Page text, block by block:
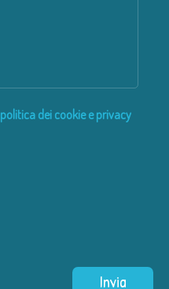
politica dei cookie e privacy